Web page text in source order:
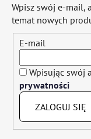
Wpisz swój e-mail,
temat nowych
E-mail
Wpisując swój
prywatności
ZALOGUJ SIĘ